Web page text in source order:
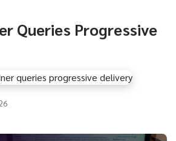
Queries Progressive